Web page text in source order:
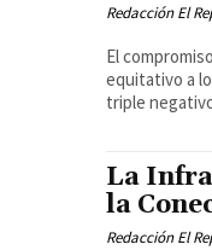
Redacción El
El
equitativo a
triple
La
la
Redacción El